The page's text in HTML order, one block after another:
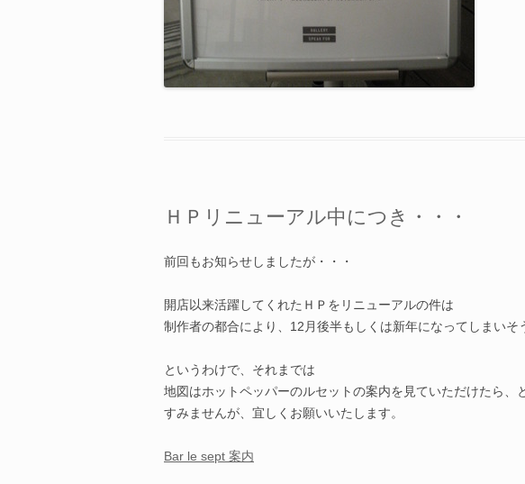
ＨＰリニューアル中につき・・・
前回もお知らせしましたが・・・
開店以来活躍してくれたＨＰをリニューアルの件は
制作者の都合により、12月後半もしくは新年になってしまいそ
というわけで、それまでは
地図はホットペッパーのルセットの案内を見ていただけたら、
すみませんが、宜しくお願いいたします。
Bar le sept 案内